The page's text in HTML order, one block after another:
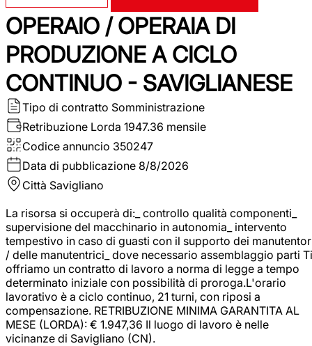
OPERAIO / OPERAIA DI
PRODUZIONE A CICLO
CONTINUO - SAVIGLIANESE
Tipo di contratto Somministrazione
Retribuzione Lorda 1947.36 mensile
Codice annuncio 350247
Data di pubblicazione 8/8/2026
Città Savigliano
La risorsa si occuperà di:_ controllo qualità componenti_
supervisione del macchinario in autonomia_ intervento
tempestivo in caso di guasti con il supporto dei
/ delle manutentrici_ dove necessario assemblaggio parti Ti
offriamo un contratto di lavoro a norma di legge a tempo
determinato iniziale con possibilità di proroga.L'orario
lavorativo è a ciclo continuo, 21 turni, con riposi a
compensazione. RETRIBUZIONE MINIMA GARANTITA AL
MESE (LORDA): € 1.947,36 Il luogo di lavoro è nelle
vicinanze di Savigliano (CN).